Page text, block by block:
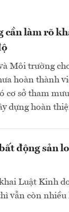
cần làm rõ
Môi trường
hoàn thành
cơ sở tham
dựng hoàn
động sản
Luật Kinh
vẫn còn